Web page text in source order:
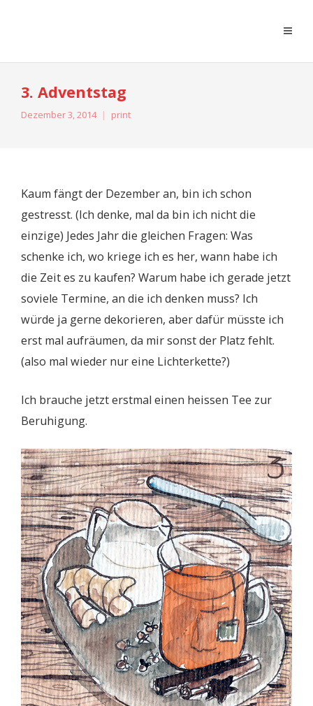
3. Adventstag
Dezember 3, 2014 print
Kaum fängt der Dezember an, bin ich schon
gestresst. (Ich denke, mal da bin ich nicht die
einzige) Jedes Jahr die gleichen Fragen: Was
schenke ich, wo kriege ich es her, wann habe ich
die Zeit es zu kaufen? Warum habe ich gerade jetzt
soviele Termine, an die ich denken muss? Ich
würde ja gerne dekorieren, aber dafür müsste ich
erst mal aufräumen, da mir sonst der Platz fehlt.
(also mal wieder nur eine Lichterkette?)
Ich brauche jetzt erstmal einen heissen Tee zur
Beruhigung.